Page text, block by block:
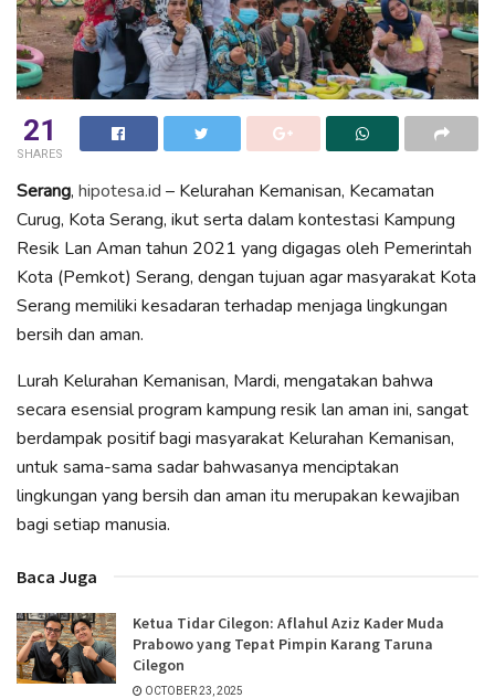
21
SHARES
Serang, hipotesa.id – Kelurahan Kemanisan, Kecamatan
Curug, Kota Serang, ikut serta dalam kontestasi Kampung
Resik Lan Aman tahun 2021 yang digagas oleh Pemerintah
Kota (Pemkot) Serang, dengan tujuan agar masyarakat Kota
Serang memiliki kesadaran terhadap menjaga lingkungan
bersih dan aman.
Lurah Kelurahan Kemanisan, Mardi, mengatakan bahwa
secara esensial program kampung resik lan aman ini, sangat
berdampak positif bagi masyarakat Kelurahan Kemanisan,
untuk sama-sama sadar bahwasanya menciptakan
lingkungan yang bersih dan aman itu merupakan kewajiban
bagi setiap manusia.
Baca Juga
Ketua Tidar Cilegon: Aflahul Aziz Kader Muda
Prabowo yang Tepat Pimpin Karang Taruna
Cilegon
OCTOBER 23, 2025